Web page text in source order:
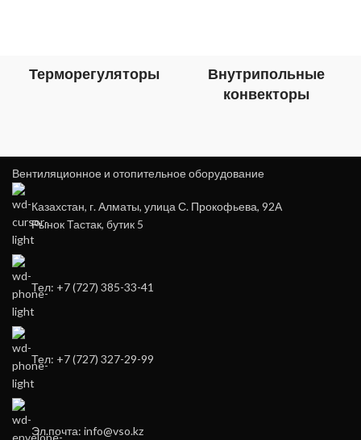
Терморегуляторы
Внутрипольные
конвекторы
Вентиляционное и отопительное оборудование
Казахстан, г. Алматы, улица С. Прокофьева, 92А
Рынок Тастак, бутик 5
Тел: +7 (727) 385-33-41
Тел: +7 (727) 327-29-99
Эл.почта: info@vso.kz